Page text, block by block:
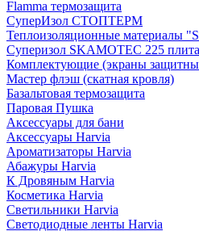
Flamma термозащита
СуперИзол СТОПТЕРМ
Теплоизоляционные материалы
Суперизол SKAMOTEC 225 плита
Комплектующие (экраны
Мастер флэш (скатная кровля)
Базальтовая термозащита
Паровая Пушка
Аксессуары для бани
Аксессуары Harvia
Ароматизаторы Harvia
Абажуры Harvia
К Дровяным Harvia
Косметика Harvia
Светильники Harvia
Светодиодные ленты Harvia